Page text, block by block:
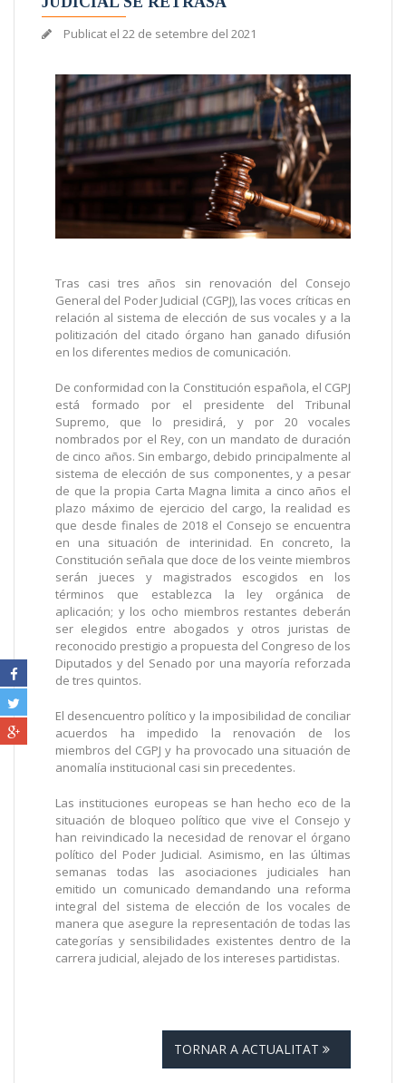
Publicat el 22 de setembre del 2021
Tras casi tres años sin renovación del Consejo
General del Poder Judicial (CGPJ), las voces críticas en
relación al sistema de elección de sus vocales y a la
politización del citado órgano han ganado difusión
en los diferentes medios de comunicación.
De conformidad con la Constitución española, el CGPJ
está formado por el presidente del Tribunal
Supremo, que lo presidirá, y por 20 vocales
nombrados por el Rey, con un mandato de duración
de cinco años. Sin embargo, debido principalmente al
sistema de elección de sus componentes, y a pesar
de que la propia Carta Magna limita a cinco años el
plazo máximo de ejercicio del cargo, la realidad es
que desde finales de 2018 el Consejo se encuentra
en una situación de interinidad. En concreto, la
Constitución señala que doce de los veinte miembros
serán jueces y magistrados escogidos en los
términos que establezca la ley orgánica de
aplicación; y los ocho miembros restantes deberán
ser elegidos entre abogados y otros juristas de
reconocido prestigio a propuesta del Congreso de los
Diputados y del Senado por una mayoría reforzada
de tres quintos.
El desencuentro político y la imposibilidad de conciliar
acuerdos ha impedido la renovación de los
miembros del CGPJ y ha provocado una situación de
anomalía institucional casi sin precedentes.
Las instituciones europeas se han hecho eco de la
situación de bloqueo político que vive el Consejo y
han reivindicado la necesidad de renovar el órgano
político del Poder Judicial. Asimismo, en las últimas
semanas todas las asociaciones judiciales han
emitido un comunicado demandando una reforma
integral del sistema de elección de los vocales de
manera que asegure la representación de todas las
categorías y sensibilidades existentes dentro de la
carrera judicial, alejado de los intereses partidistas.
TORNAR A ACTUALITAT